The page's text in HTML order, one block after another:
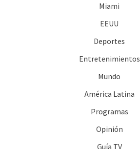
Miami
EEUU
Deportes
Entretenimientos
Mundo
América Latina
Programas
Opinión
Guía TV